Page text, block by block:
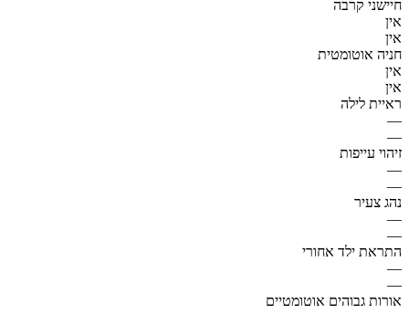
חיישני קרבה
אין
אין
חניה אוטומטית
אין
אין
ראיית לילה
—
—
זיהוי עייפות
—
—
נהג צעיר
—
—
התראת ילד אחורי
—
—
אורות גבוהים אוטומטיים